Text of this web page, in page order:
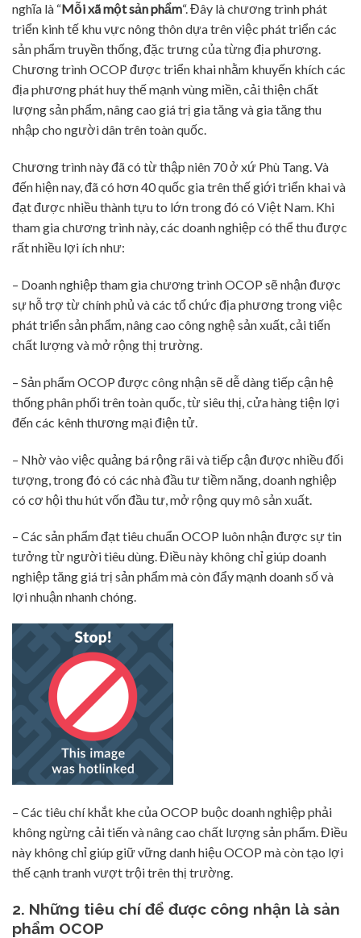
nghĩa là “Mỗi xã một sản phẩm“. Đây là chương trình phát
triển kinh tế khu vực nông thôn dựa trên việc phát triển các
sản phẩm truyền thống, đặc trưng của từng địa phương.
Chương trình OCOP được triển khai nhằm khuyến khích các
địa phương phát huy thế mạnh vùng miền, cải thiện chất
lượng sản phẩm, nâng cao giá trị gia tăng và gia tăng thu
nhập cho người dân trên toàn quốc.
Chương trình này đã có từ thập niên 70 ở xứ Phù Tang. Và
đến hiện nay, đã có hơn 40 quốc gia trên thế giới triển khai và
đạt được nhiều thành tựu to lớn trong đó có Việt Nam. Khi
tham gia chương trình này, các doanh nghiệp có thể thu được
rất nhiều lợi ích như:
– Doanh nghiệp tham gia chương trình OCOP sẽ nhận được
sự hỗ trợ từ chính phủ và các tổ chức địa phương trong việc
phát triển sản phẩm, nâng cao công nghệ sản xuất, cải tiến
chất lượng và mở rộng thị trường.
– Sản phẩm OCOP được công nhận sẽ dễ dàng tiếp cận hệ
thống phân phối trên toàn quốc, từ siêu thị, cửa hàng tiện lợi
đến các kênh thương mại điện tử.
– Nhờ vào việc quảng bá rộng rãi và tiếp cận được nhiều đối
tượng, trong đó có các nhà đầu tư tiềm năng, doanh nghiệp
có cơ hội thu hút vốn đầu tư, mở rộng quy mô sản xuất.
– Các sản phẩm đạt tiêu chuẩn OCOP luôn nhận được sự tin
tưởng từ người tiêu dùng. Điều này không chỉ giúp doanh
nghiệp tăng giá trị sản phẩm mà còn đẩy mạnh doanh số và
lợi nhuận nhanh chóng.
– Các tiêu chí khắt khe của OCOP buộc doanh nghiệp phải
không ngừng cải tiến và nâng cao chất lượng sản phẩm. Điều
này không chỉ giúp giữ vững danh hiệu OCOP mà còn tạo lợi
thế cạnh tranh vượt trội trên thị trường.
2. Những tiêu chí để được công nhận là sản
phẩm OCOP